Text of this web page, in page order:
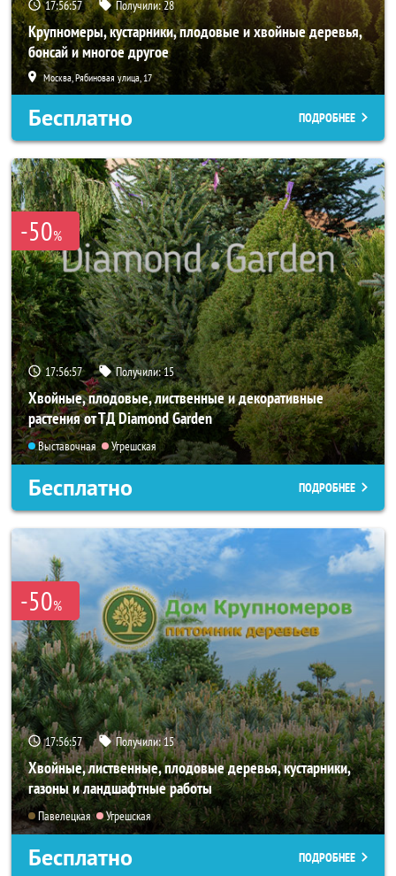
17:56:56 Получили:28
Крупномеры, кустарники, плодовые и хвойные деревья,
бонсай и многое другое
Москва, Рябиновая улица, 17
Бесплатно ПОДРОБНЕЕ
-50%
17:56:56 Получили:15
Хвойные, плодовые, лиственные и декоративные
растения от ТД Diamond Garden
Выставочная Угрешская
Бесплатно ПОДРОБНЕЕ
-50%
17:56:56 Получили:15
Хвойные, лиственные, плодовые деревья, кустарники,
газоны и ландшафтные работы
Павелецкая Угрешская
Бесплатно ПОДРОБНЕЕ